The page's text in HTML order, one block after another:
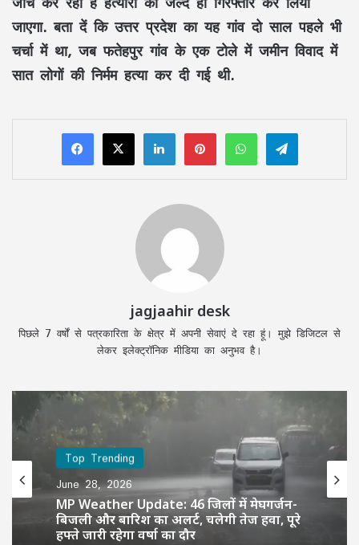
जाएगा. बता दें कि उत्तर प्रदेश का यह गांव दो साल पहले भी
चर्चा में था, जब फतेहपुर गांव के एक टोले में जमीन विवाद में
सात लोगों की निर्मम हत्या कर दी गई थी.
LinkedInPinterestWhatsAppTelegram
jagjaahir desk
पिछले 7 वर्षों से पत्रकारिता के क्षेत्र में अपनी सेवाएं दे रहा हूं। मुझे डिजिटल से
लेकर इलेक्ट्रॉनिक मीडिया का अनुभव है।
Top Trending
June 28, 2026
MP Weather Update: 46 जिलों में मेघगर्जन-
बिजली और बारिश का अलर्ट, चलेगी तेज हवा, पूरे
हफ्ते जारी रहेगा वर्षा का दौर